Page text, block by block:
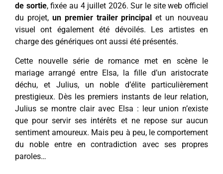
de sortie, fixée au 4 juillet 2026. Sur le site web officiel
du projet, un premier trailer principal
et un nouveau
visuel ont également été dévoilés. Les artistes en
charge des génériques ont aussi été présentés.
Cette nouvelle série de romance met en scène le
mariage arrangé entre Elsa, la fille d’un aristocrate
déchu, et Julius, un noble d’élite particulièrement
prestigieux. Dès les premiers instants de leur relation,
Julius se montre clair avec Elsa : leur union n’existe
que pour servir ses intérêts et ne repose sur aucun
sentiment amoureux. Mais peu à peu, le comportement
du noble entre en contradiction avec ses propres
paroles…